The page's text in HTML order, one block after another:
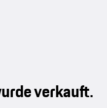
verkauft.